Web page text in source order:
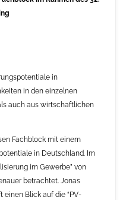
in
in den einzelnen
auch aus wirtschaftlichen
Fachblock mit einem
in Deutschland. Im
im Gewerbe” von
betrachtet. Jonas
einen Blick auf die “PV-